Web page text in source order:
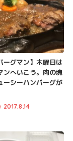
ーグマン】木曜日は
ンへいこう。肉の塊
ーシーハンバーグが
2017.8.14